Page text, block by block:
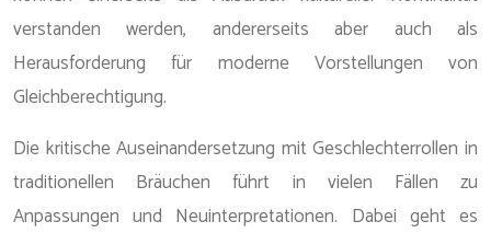
verstanden werden, andererseits aber auch als
Herausforderung für moderne Vorstellungen von
Gleichberechtigung.
Die kritische Auseinandersetzung mit Geschlechterrollen in
traditionellen Bräuchen führt in vielen Fällen zu
Anpassungen und Neuinterpretationen. Dabei geht es